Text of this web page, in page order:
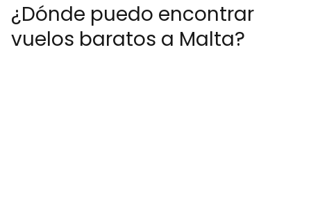
¿Dónde puedo encontrar
vuelos baratos a Malta?